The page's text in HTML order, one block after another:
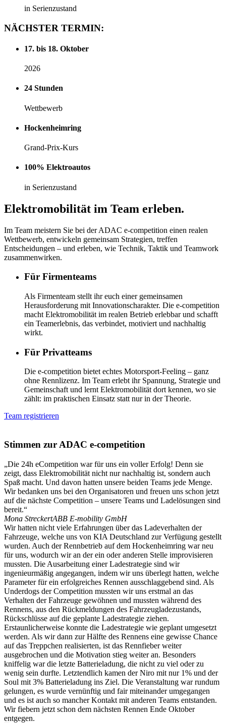
in Serienzustand
NÄCHSTER TERMIN:
17. bis 18. Oktober
2026
24 Stunden
Wettbewerb
Hockenheimring
Grand-Prix-Kurs
100% Elektroautos
in Serienzustand
Elektromobilität im Team erleben.
Im Team meistern Sie bei der ADAC e-competition einen realen
Wettbewerb, entwickeln gemeinsam Strategien, treffen
Entscheidungen – und erleben, wie Technik, Taktik und Teamwork
zusammenwirken.
Für Firmenteams
Als Firmenteam stellt ihr euch einer gemeinsamen
Herausforderung mit Innovationscharakter. Die e‑competition
macht Elektromobilität im realen Betrieb erlebbar und schafft
ein Teamerlebnis, das verbindet, motiviert und nachhaltig
wirkt.
Für Privatteams
Die e‑competition bietet echtes Motorsport‑Feeling – ganz
ohne Rennlizenz. Im Team erlebt ihr Spannung, Strategie und
Gemeinschaft und lernt Elektromobilität dort kennen, wo sie
zählt: im praktischen Einsatz statt nur in der Theorie.
Team registrieren
Stimmen zur ADAC e-competition
„Die 24h eCompetition war für uns ein voller Erfolg! Denn sie
zeigt, dass Elektromobilität nicht nur nachhaltig ist, sondern auch
Spaß macht. Und davon hatten unsere beiden Teams jede Menge.
Wir bedanken uns bei den Organisatoren und freuen uns schon jetzt
auf die nächste Competition – unsere Teams und Ladelösungen sind
bereit.“
Mona StreckertABB E-mobility GmbH
Wir hatten nicht viele Erfahrungen über das Ladeverhalten der
Fahrzeuge, welche uns von KIA Deutschland zur Verfügung gestellt
wurden. Auch der Rennbetrieb auf dem Hockenheimring war neu
für uns, wodurch wir an der ein oder anderen Stelle improvisieren
mussten. Die Ausarbeitung einer Ladestrategie sind wir
ingenieurmäßig angegangen, indem wir uns überlegt hatten, welche
Parameter für ein erfolgreiches Rennen ausschlaggebend sind. Als
Underdogs der Competition mussten wir uns erstmal an das
Verhalten der Fahrzeuge gewöhnen und mussten während des
Rennens, aus den Rückmeldungen des Fahrzeugladezustands,
Rückschlüsse auf die geplante Ladestrategie ziehen.
Erstaunlicherweise konnte die Ladestrategie wie geplant umgesetzt
werden. Als wir dann zur Hälfte des Rennens eine gewisse Chance
auf das Treppchen realisierten, ist das Rennfieber weiter
ausgebrochen und die Motivation stieg weiter an. Besonders
kniffelig war die letzte Batterieladung, die nicht zu viel oder zu
wenig sein durfte. Letztendlich kamen der Niro mit nur 1% und der
Soul mit 3% Batterieladung ins Ziel. Die Veranstaltung war rundum
gelungen, es wurde vernünftig und fair miteinander umgegangen
und es ist auch so mancher Kontakt mit anderen Teams entstanden.
Wir fiebern jetzt schon dem nächsten Rennen Ende Oktober
entgegen.